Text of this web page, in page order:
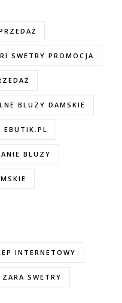
SWETRY PROMOCJA
BLUZY DAMSKIE
EBUTIK.PL
BLUZY
INTERNETOWY
ZARA SWETRY